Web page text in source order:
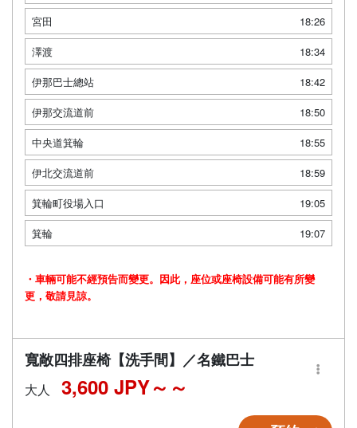
宮田
18:26
澤渡
18:34
伊那巴士總站
18:42
伊那交流道前
18:50
中央道箕輪
18:55
伊北交流道前
18:59
箕輪町役場入口
19:05
箕輪
19:07
・車輛可能不經預告而變更。因此，座位或座椅設備可能有所變
更，敬請見諒。
寬敞四排座椅【洗手間】／名鐵巴士
大人 3,600 JPY～